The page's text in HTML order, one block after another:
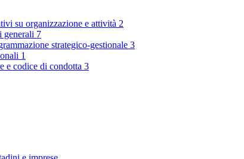
su organizzazione e attività 2
generali 7
strategico-gestionale 3
1
e codice di condotta 3